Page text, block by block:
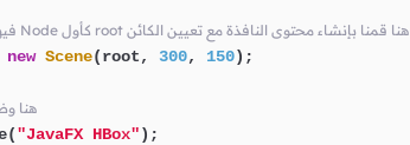
// فيها و تحديد حجمها Node كأول root هنا قمنا بإنشاء محتوى النافذة مع تعيين الكائن
new Scene(root, 300, 150);
// هنا
"JavaFX HBox");